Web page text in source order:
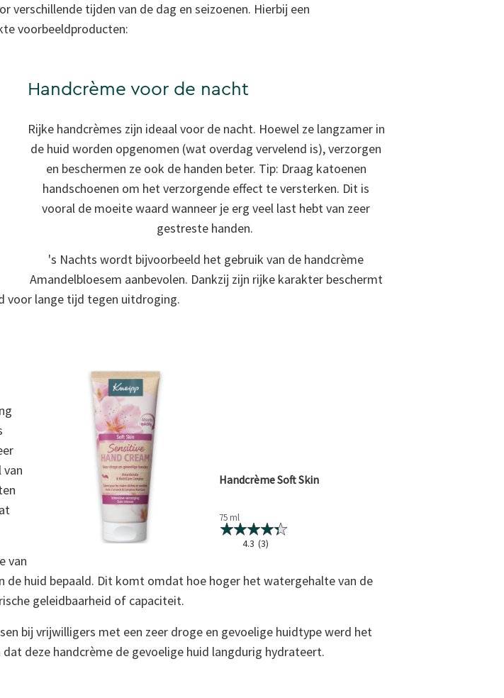
verschillende tijden van de dag en seizoenen. Hierbij een
voorbeeldproducten:
Handcrème voor de nacht
Rijke handcrèmes zijn ideaal voor de nacht. Hoewel ze langzamer in
de huid worden opgenomen (wat overdag vervelend is), verzorgen
en beschermen ze ook de handen beter. Tip: Draag katoenen
handschoenen om het verzorgende effect te versterken. Dit is
vooral de moeite waard wanneer je erg veel last hebt van zeer
gestreste handen.
's Nachts wordt bijvoorbeeld het gebruik van de handcrème
Amandelbloesem aanbevolen. Dankzij zijn rijke karakter beschermt
voor lange tijd tegen uitdroging.
Handcrème Soft Skin
75 ml
4.3 (3)
van
huid bepaald. Dit komt omdat hoe hoger het watergehalte van de
geleidbaarheid of capaciteit.
bij vrijwilligers met een zeer droge en gevoelige huidtype werd het
deze handcrème de gevoelige huid langdurig hydrateert.